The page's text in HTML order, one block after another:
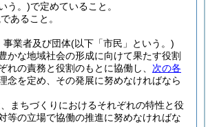
う。)で定めていること。
あること。
事業者及び団体(以下「市民」という。)
かな地域社会の形成に向けて果たす役割
れの責務と役割のもとに協働し、 次の各
念を定め、その発展に努めなければなら
まちづくりにおけるそれぞれの特性と役
等の立場で協働の推進に努めなければな